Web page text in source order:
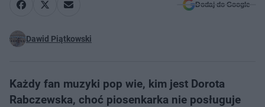
Dodaj do Google
Dawid Piątkowski
Każdy fan muzyki pop wie, kim jest Dorota
Rabczewska, choć piosenkarka nie posługuje